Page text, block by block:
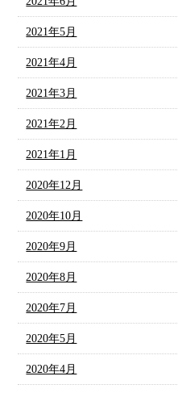
2021年5月
2021年4月
2021年3月
2021年2月
2021年1月
2020年12月
2020年10月
2020年9月
2020年8月
2020年7月
2020年5月
2020年4月